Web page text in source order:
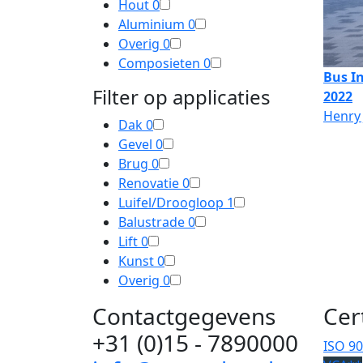
Hout0
Aluminium 0
Overig 0
Composieten 0
Filter op applicaties
Dak0
Gevel 0
Brug 0
Renovatie0
Luifel/Droogloop 1
Balustrade0
Lift0
Kunst0
Overig 0
Bus
2022
Henry
Contactgegevens
+31 (0)15 - 7890000
ISO